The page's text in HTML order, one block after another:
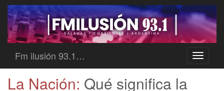
Toggle
Fm ilusión 93.1…
La Nación: Qué significa la